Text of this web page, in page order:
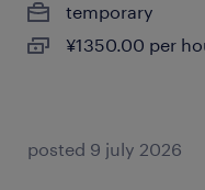
temporary
¥1350.00 per
posted 9 july 2026